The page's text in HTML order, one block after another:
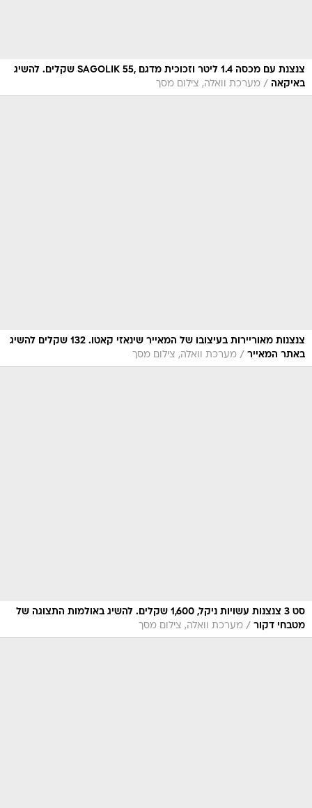
צנצנת עם מכסה 1.4 ליטר וזכוכית מדגם ,SAGOLIK 55 שקלים. להשיג
באיקאה / מערכת וואלה, צילום מסך
צנצנות מאוריירות בעיצובו של המאייר שינאזי קאטו. 132 שקלים להשיג
באתר המאייר / מערכת וואלה, צילום מסך
סט 3 צנצנות עשויות ניקל, 1,600 שקלים. להשיג באולמות התצוגה של
מטבחי דקור / מערכת וואלה, צילום מסך